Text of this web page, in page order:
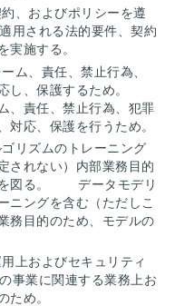
、およびポリシーを遵
適用される法的要件、契約
実施する。
ム、責任、禁止行為、
し、保護するため。
、責任、禁止行為、犯罪
応、保護を行うため。
リズムのトレーニング
されない）内部業務目的
を図る。データモデリ
ニングを含む（ただしこ
務目的のため、モデルの
上およびセキュリティ
事業に関連する業務上お
め。